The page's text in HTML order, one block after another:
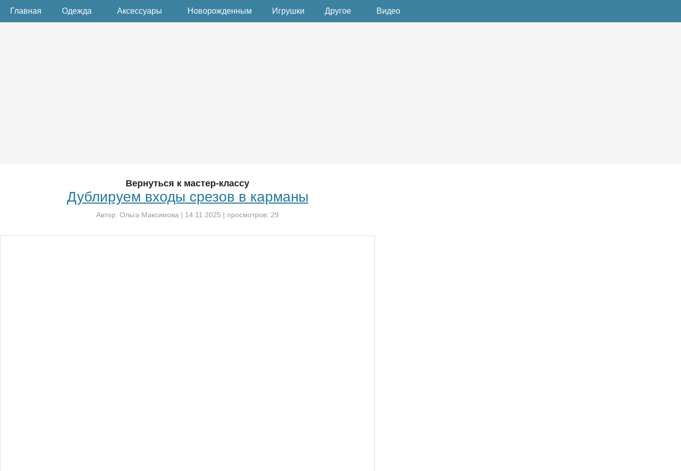
Главная Одежда Аксессуары Новорожденным Игрушки Другое Видео
Вернуться к мастер-классу
Дублируем входы срезов в карманы
Автор: Ольга Максимова | 14.11.2025 | просмотров: 29